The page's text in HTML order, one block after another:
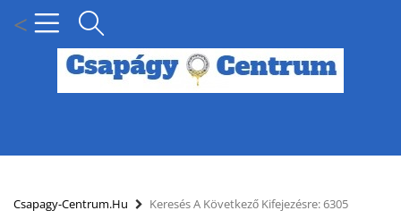
<
MENÜ
KÍNÁLATUNK
Csapagy-Centrum.hu Keresés A Következő Kifejezésre: 6305